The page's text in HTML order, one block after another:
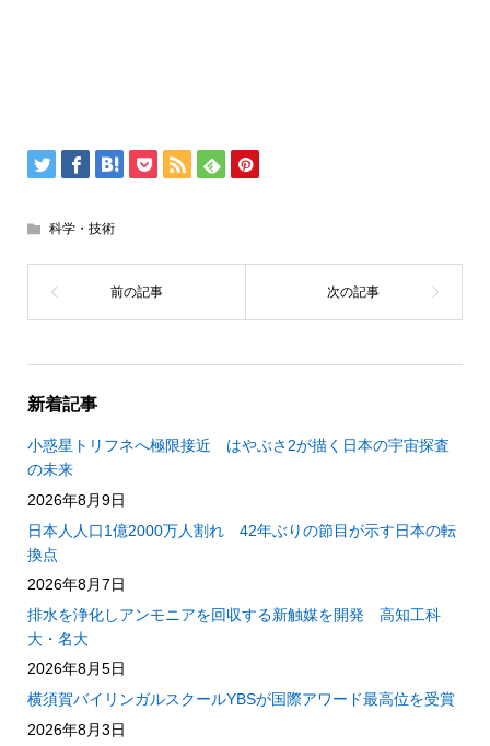
科学・技術
新着記事
小惑星トリフネへ極限接近 はやぶさ2が描く日本の宇宙探査
の未来
2026年8月9日
日本人人口1億2000万人割れ 42年ぶりの節目が示す日本の転
換点
2026年8月7日
排水を浄化しアンモニアを回収する新触媒を開発 高知工科
大・名大
2026年8月5日
横須賀バイリンガルスクールYBSが国際アワード最高位を受賞
2026年8月3日